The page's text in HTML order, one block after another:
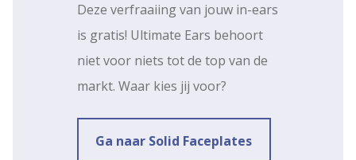
Deze verfraaiing van jouw in-ears
is gratis! Ultimate Ears behoort
niet voor niets tot de top van de
markt. Waar kies jij voor?
Ga naar Solid Faceplates